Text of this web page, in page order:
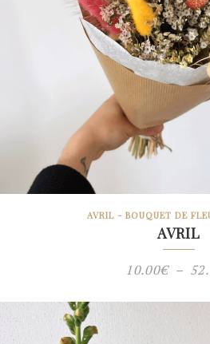
AVRIL - BOUQUET DE
AVRIL
10.00€ –